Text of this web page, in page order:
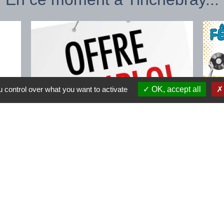
over what you want to activate OK, accept all